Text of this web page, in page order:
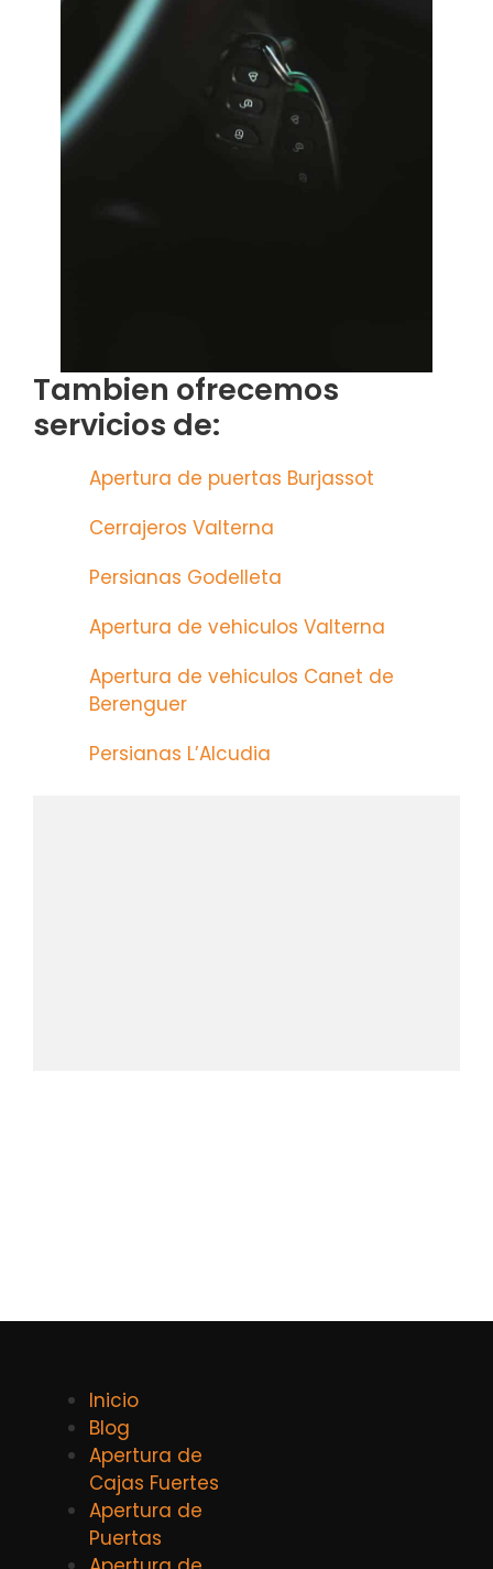
Tambien ofrecemos
servicios de:
Apertura de puertas Burjassot
Cerrajeros Valterna
Persianas Godelleta
Apertura de vehiculos Valterna
Apertura de vehiculos Canet de
Berenguer
Persianas L’Alcudia
Inicio
Blog
Apertura de
Cajas Fuertes
Apertura de
Puertas